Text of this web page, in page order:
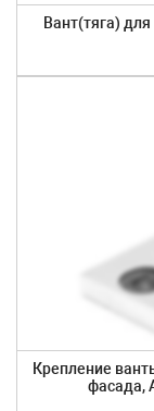
Вант(тяга)
Крепление
фасада,